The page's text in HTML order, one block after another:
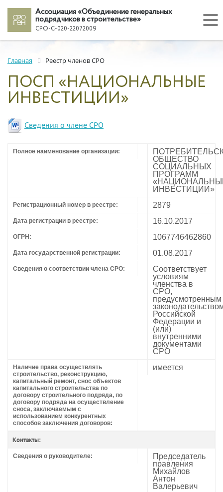
Ассоциация «Объединение генеральных
подрядчиков в строительстве»
СРО-С-020-22072009
Главная Реестр членов СРО
ПОСП «НАЦИОНАЛЬНЫЕ
ИНВЕСТИЦИИ»
Сведения о члене СРО
Полное наименование организации:
ОБЩЕСТВО
СОЦИАЛЬНЫХ
ПРОГРАММ
ИНВЕСТИЦИИ»
Регистрационный номер в реестре: 2879
Дата регистрации в реестре: 16.10.2017
ОГРН: 1067746462860
Дата государственной регистрации: 01.08.2017
Сведения о соответствии члена СРО:
Соответствует
условиям
членства в
СРО,
предусмотренным
Российской
Федерации и
(или)
внутренними
документами
СРО
Наличие права осуществлять
строительство, реконструкцию,
капитальный ремонт, снос объектов
капитального строительства по
договору строительного подряда, по
договору подряда на осуществление
сноса, заключаемым с
использованием конкурентных
способов заключения договоров:
имеется
Контакты:
Сведения о руководителе:
Председатель
правления
Михайлов
Антон
Валерьевич